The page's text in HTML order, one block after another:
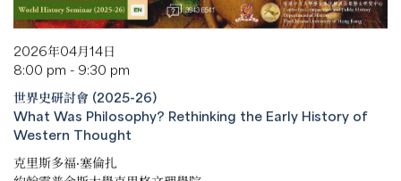
2026年04月14日
8:00 pm - 9:30 pm
世界史研討會 (2025-26)
What Was Philosophy? Rethinking the Early History of
Western Thought
克里斯多福·塞倫扎